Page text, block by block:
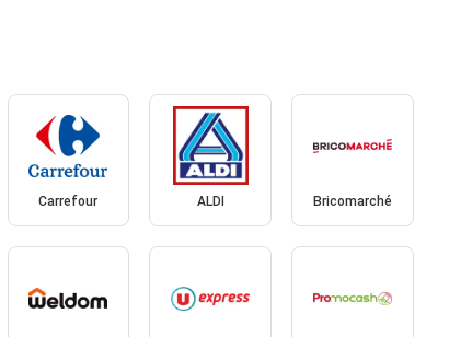
Carrefour ALDI Bricomarché